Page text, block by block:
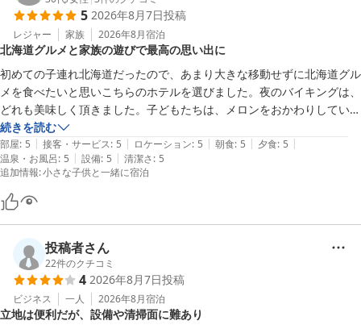
ぜひまたお越しいただける日を、スタッフ一同心よりお待ちしてお
ります。
ホテルアベスト札幌
担当者
ホテルアベスト札幌
2026-05-23
5 2026年8月7日投稿
レジャー 家族 2026年8月宿泊
北海道グルメと家族の遊びで最高の思い出に
初めての子連れ北海道だったので、あまり大きな移動せずに北海道グル
メを食べたいと思いこちらのホテルを選びました。夜のバイキングは、
どれも美味しく頂きました。子どもたちは、メロンをおかわりしていま
した。カニも豪華にひとりで一杯食べられるなんて…。主人はおかわり
していました。朝のバイキングもいくらのかけ放題！
お部屋も赤ちゃん目線の和室で、コンセントもカバーがしてありまし
た。
UNOとジェンガなどの遊びも借りることができて家族で遊べて良い思
い出になりました。
続きを読む
部屋: 5 | 接客・サービス: 5 | ロケーション: 5 | 朝食: 5 | 夕食: 5 |
温泉・お風呂: 5 | 設備: 5 | 清潔さ: 5
追加情報:小さな子供と一緒に宿泊
投稿者さん
22件のクチコミ
4 2026年8月7日投稿
ビジネス 一人 2026年8月宿泊
立地は便利だが、設備や清掃面に難あり